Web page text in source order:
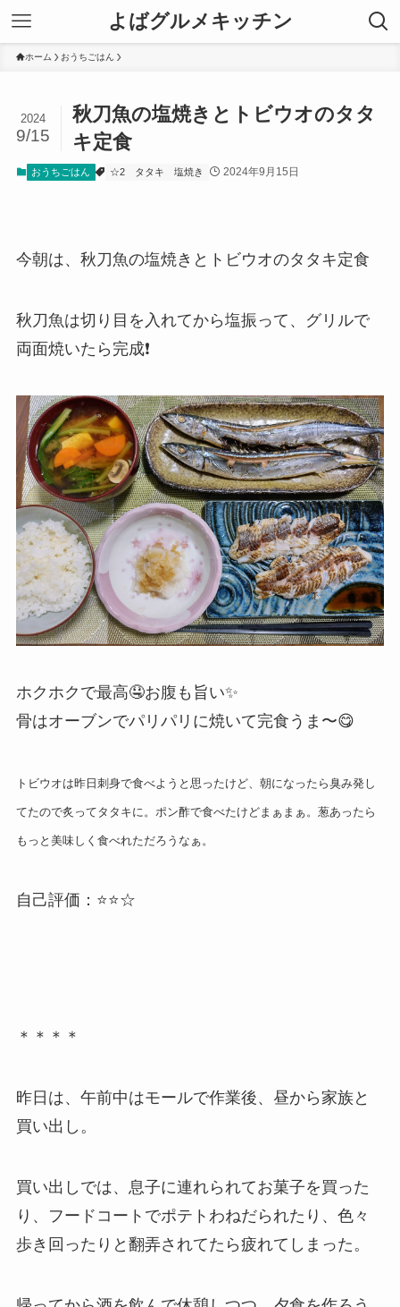
よばグルメキッチン
ホーム おうちごはん
秋刀魚の塩焼きとトビウオのタタ
キ定食
2024
9/15
おうちごはん ☆2 タタキ 塩焼き 2024年9月15日
今朝は、秋刀魚の塩焼きとトビウオのタタキ定食
秋刀魚は切り目を入れてから塩振って、グリルで
両面焼いたら完成❗️
ホクホクで最高🤤お腹も旨い✨️
骨はオーブンでパリパリに焼いて完食うま〜😋
トビウオは昨日刺身で食べようと思ったけど、朝になったら臭み発し
てたので炙ってタタキに。ポン酢で食べたけどまぁまぁ。葱あったら
もっと美味しく食べれただろうなぁ。
自己評価：⭐️⭐️☆
＊＊＊＊
昨日は、午前中はモールで作業後、昼から家族と
買い出し。
買い出しでは、息子に連れられてお菓子を買った
り、フードコートでポテトわねだられたり、色々
歩き回ったりと翻弄されてたら疲れてしまった。